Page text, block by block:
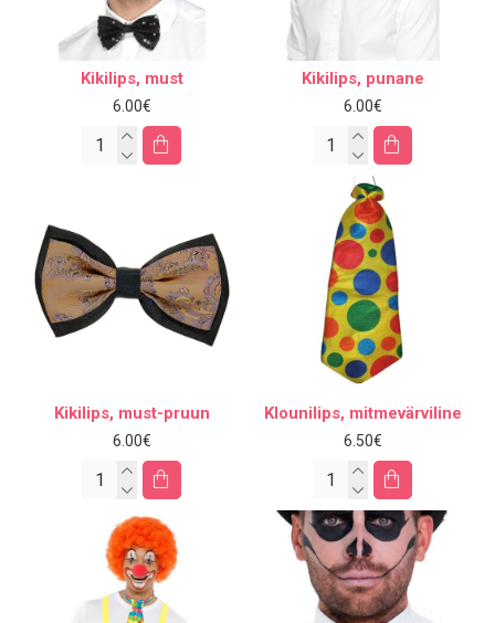
Kikilips, must
6.00€
Kikilips, punane
6.00€
Kikilips, must-pruun
6.00€
Klounilips, mitmevärviline
6.50€